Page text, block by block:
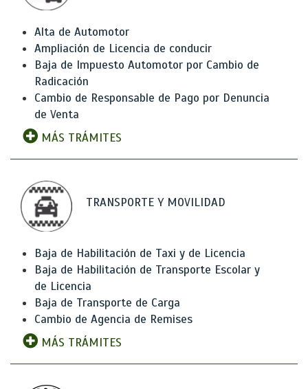
Alta de Automotor
Ampliación de Licencia de conducir
Baja de Impuesto Automotor por Cambio de
Radicación
Cambio de Responsable de Pago por Denuncia
de Venta
MÁS TRÁMITES
TRANSPORTE Y MOVILIDAD
Baja de Habilitación de Taxi y de Licencia
Baja de Habilitación de Transporte Escolar y
de Licencia
Baja de Transporte de Carga
Cambio de Agencia de Remises
MÁS TRÁMITES